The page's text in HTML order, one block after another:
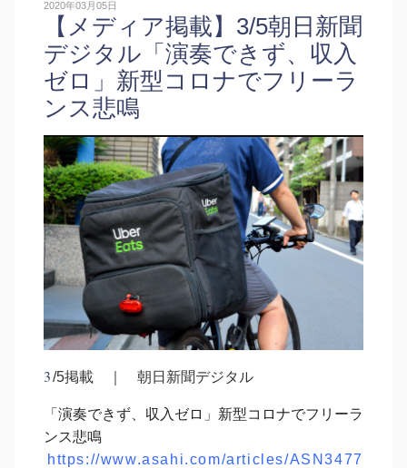
2020年03月05日
【メディア掲載】3/5朝日新聞
デジタル「演奏できず、収入
ゼロ」新型コロナでフリーラ
ンス悲鳴
3/5掲載 ｜ 朝日新聞デジタル
「演奏できず、収入ゼロ」新型コロナでフリーラ
ンス悲鳴
https://www.asahi.com/articles/ASN3477